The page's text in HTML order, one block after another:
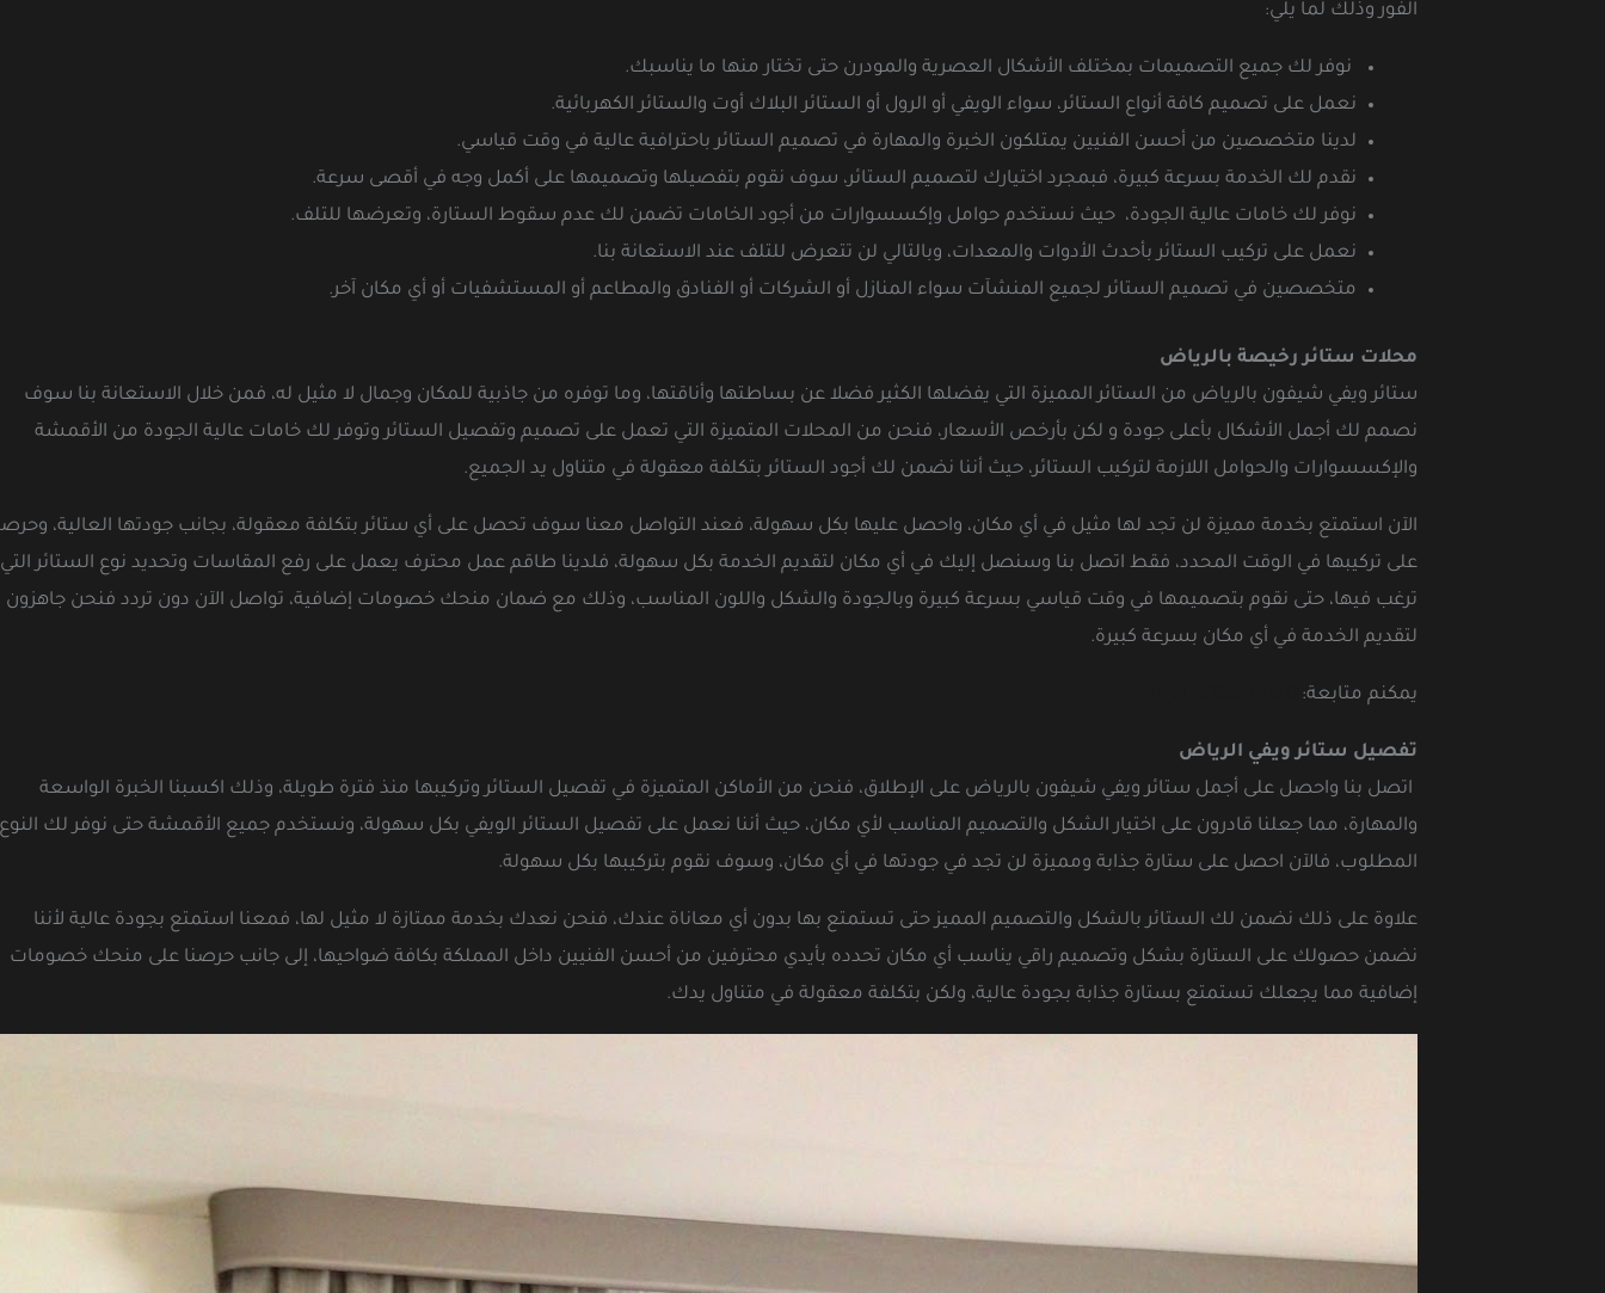
الفور وذلك لما يلي:
نوفر لك جميع التصميمات بمختلف الأشكال العصرية والمودرن حتى تختار منها ما يناسبك.
نعمل على تصميم كافة أنواع الستائر، سواء الويفي أو الرول أو الستائر البلاك أوت والستائر الكهربائية.
لدينا متخصصين من أحسن الفنيين يمتلكون الخبرة والمهارة في تصميم الستائر باحترافية عالية في وقت قياسي.
نقدم لك الخدمة بسرعة كبيرة، فبمجرد اختيارك لتصميم الستائر، سوف نقوم بتفصيلها وتصميمها على أكمل وجه في أقصى سرعة.
نوفر لك خامات عالية الجودة، حيث نستخدم حوامل وإكسسوارات من أجود الخامات تضمن لك عدم سقوط الستارة، وتعرضها للتلف.
نعمل على تركيب الستائر بأحدث الأدوات والمعدات، وبالتالي لن تتعرض للتلف عند الاستعانة بنا.
متخصصين في تصميم الستائر لجميع المنشآت سواء المنازل أو الشركات أو الفنادق والمطاعم أو المستشفيات أو أي مكان آخر.
محلات ستائر رخيصة بالرياض
ستائر ويفي شيفون بالرياض من الستائر المميزة التي يفضلها الكثير فضلا عن بساطتها وأناقتها، وما توفره من جاذبية للمكان وجمال لا مثيل له، فمن خلال الاستعانة بنا سوف
نصمم لك أجمل الأشكال بأعلى جودة و لكن بأرخص الأسعار، فنحن من المحلات المتميزة التي تعمل على تصميم وتفصيل الستائر وتوفر لك خامات عالية الجودة من الأقمشة
والإكسسوارات والحوامل اللازمة لتركيب الستائر، حيث أننا نضمن لك أجود الستائر بتكلفة معقولة في متناول يد الجميع.
الآن استمتع بخدمة مميزة لن تجد لها مثيل في أي مكان، واحصل عليها بكل سهولة، فعند التواصل معنا سوف تحصل على أي ستائر بتكلفة معقولة، بجانب جودتها العالية،
على تركيبها في الوقت المحدد، فقط اتصل بنا وسنصل إليك في أي مكان لتقديم الخدمة بكل سهولة، فلدينا طاقم عمل محترف يعمل على رفع المقاسات وتحديد نوع الستائر التي
ترغب فيها، حتى نقوم بتصميمها في وقت قياسي بسرعة كبيرة وبالجودة والشكل واللون المناسب، وذلك مع ضمان منحك خصومات إضافية، تواصل الآن دون تردد فنحن جاهزون
لتقديم الخدمة في أي مكان بسرعة كبيرة.
يمكنم متابعة:
تفصيل ستائر ويفي الرياض
اتصل بنا واحصل على أجمل ستائر ويفي شيفون بالرياض على الإطلاق، فنحن من الأماكن المتميزة في تفصيل الستائر وتركيبها منذ فترة طويلة، وذلك اكسبنا الخبرة الواسعة
والمهارة، مما جعلنا قادرون على اختيار الشكل والتصميم المناسب لأي مكان، حيث أننا نعمل على تفصيل الستائر الويفي بكل سهولة، ونستخدم جميع الأقمشة حتى نوفر لك النوع
المطلوب، فالآن احصل على ستارة جذابة ومميزة لن تجد في جودتها في أي مكان، وسوف نقوم بتركيبها بكل سهولة.
علاوة على ذلك نضمن لك الستائر بالشكل والتصميم المميز حتى تستمتع بها بدون أي معاناة عندك، فنحن نعدك بخدمة ممتازة لا مثيل لها، فمعنا استمتع بجودة عالية لأننا
نضمن حصولك على الستارة بشكل وتصميم راقي يناسب أي مكان تحدده بأيدي محترفين من أحسن الفنيين داخل المملكة بكافة ضواحيها، إلى جانب حرصنا على منحك خصومات
إضافية مما يجعلك تستمتع بستارة جذابة بجودة عالية، ولكن بتكلفة معقولة في متناول يدك.